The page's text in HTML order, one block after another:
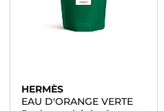
HERMÈS
EAU D'ORANGE VERTE